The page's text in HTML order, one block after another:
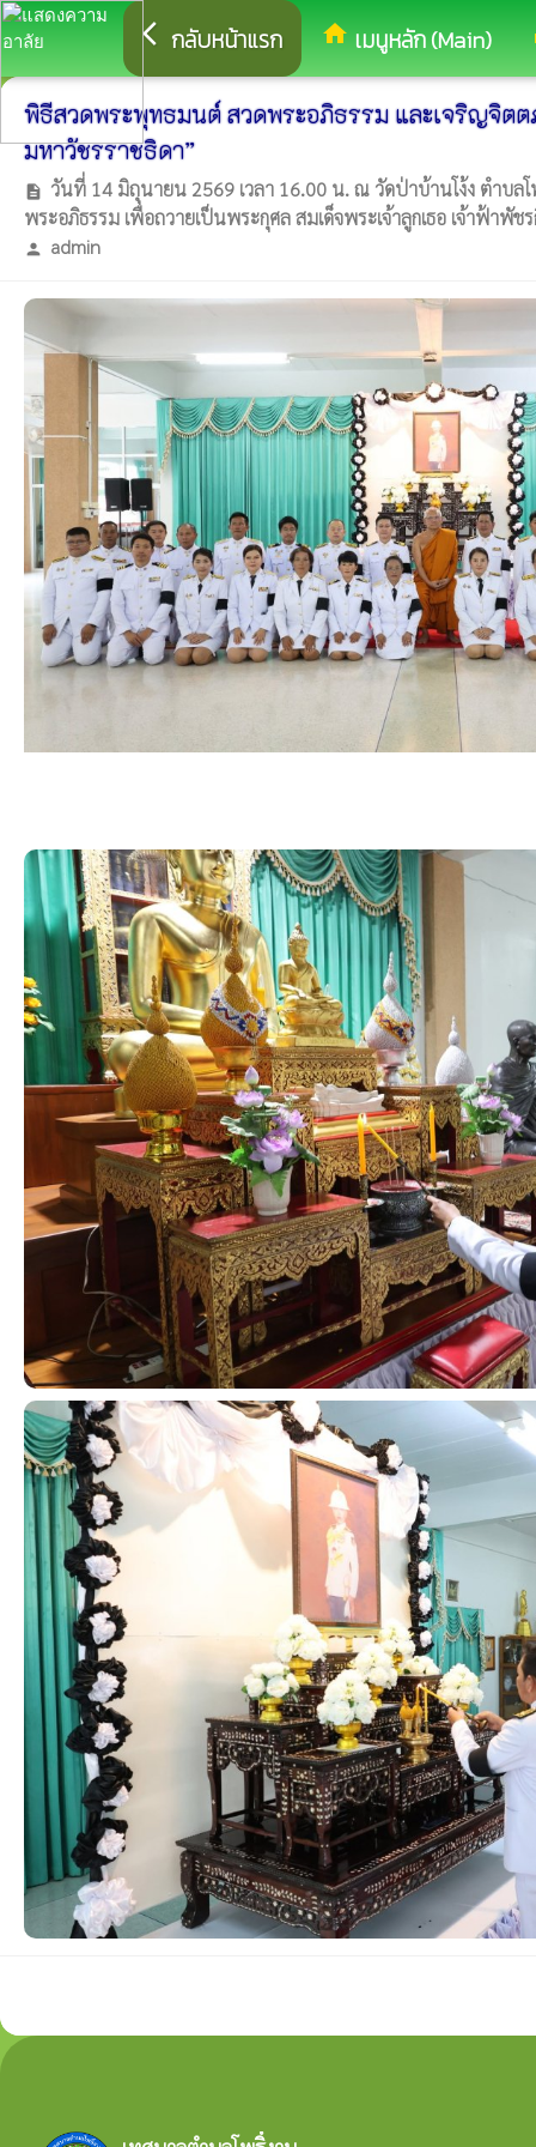
arrow_back_ios กลับหน้าแรก home เมนูหลัก (Main)
พิธีสวดพระพุทธมนต์ สวดพระอภิธรรม และเจริญจิตต
มหาวัชรราชธิดา”
description วันที่ 14 มิถุนายน 2569 เวลา 16.00 น. ณ วัดป่าบ้านโง้ง ตำบ
พระอภิธรรม เพื่อถวายเป็นพระกุศล สมเด็จพระเจ้าลูกเธอ เจ้าฟ้า
person admin